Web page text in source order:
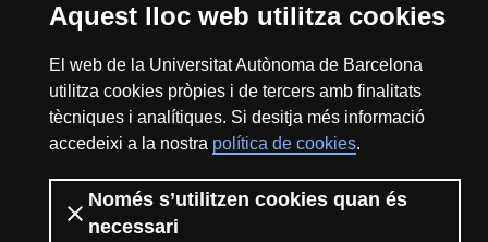
Aquest lloc web utilitza cookies
El web de la Universitat Autònoma de Barcelona
utilitza cookies pròpies i de tercers amb finalitats
tècniques i analítiques. Si desitja més informació
accedeixi a la nostra política de cookies.
Només s’utilitzen cookies quan és
necessari
2026 Divulga UAB - Creative Commons
Reconeixement - No Comercial (CC BY NC) -
ISSN: 2014-6388
View low-bandwidth version